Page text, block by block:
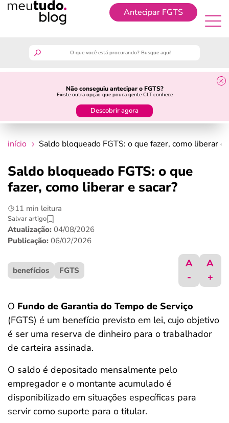
Antecipar FGTS
Não conseguiu antecipar o FGTS?
Existe outra opção que pouca gente CLT conhece
Descobrir agora
Antecipar FGTS
guia do trabalhador
crédito fácil
últimas notícias
ferramentas
início Saldo bloqueado FGTS: o que fazer, como liberar e
Saldo bloqueado FGTS: o que
fazer, como liberar e sacar?
11 min leitura
Salvar artigo
Atualização: 04/08/2026
Publicação: 06/02/2026
benefícios FGTS
A
-
A
+
O Fundo de Garantia do Tempo de Serviço
(FGTS) é um benefício previsto em lei, cujo objetivo
é ser uma reserva de dinheiro para o trabalhador
de carteira assinada.
O saldo é depositado mensalmente pelo
empregador e o montante acumulado é
disponibilizado em situações específicas para
servir como suporte para o titular.